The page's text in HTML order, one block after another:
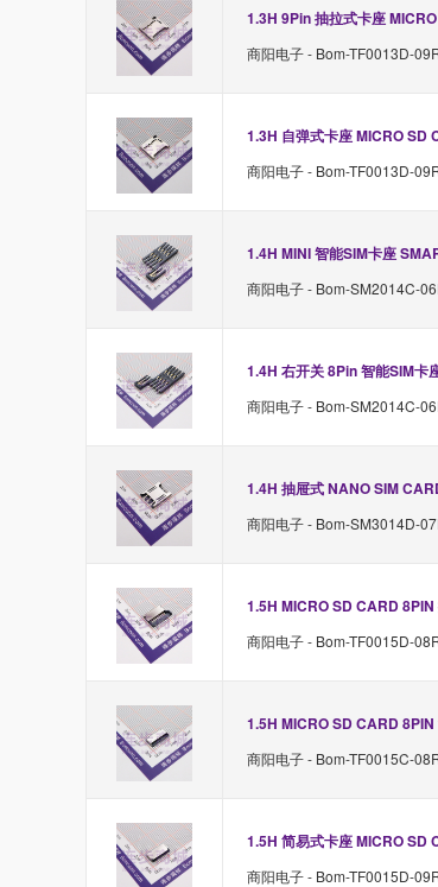
1.3H 9Pin 抽拉式卡座
商阳电子 - Bom-TF0013D-
1.3H 自弹式卡座 MICRO SD
商阳电子 - Bom-TF0013D-
1.4H MINI 智能SIM卡座
商阳电子 - Bom-SM2014C-
1.4H 右开关 8Pin 智能SIM卡
商阳电子 - Bom-SM2014C-
1.4H 抽屉式 NANO SIM
商阳电子 - Bom-SM3014D-
1.5H MICRO SD CARD
商阳电子 - Bom-TF0015D-
1.5H MICRO SD CARD
商阳电子 - Bom-TF0015C-
1.5H 简易式卡座 MICRO SD
商阳电子 - Bom-TF0015D-